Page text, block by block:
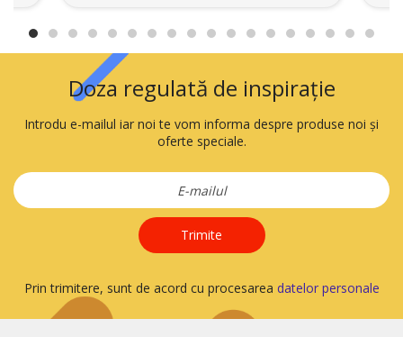
Doza regulată de inspirație
Introdu e-mailul iar noi te vom informa despre produse noi și
oferte speciale.
Trimite
Prin trimitere, sunt de acord cu procesarea datelor personale